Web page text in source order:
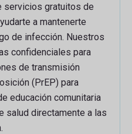
servicios gratuitos de
a mantenerte
de infección. Nuestros
confidenciales para
de transmisión
(PrEP) para
educación comunitaria
salud directamente a las